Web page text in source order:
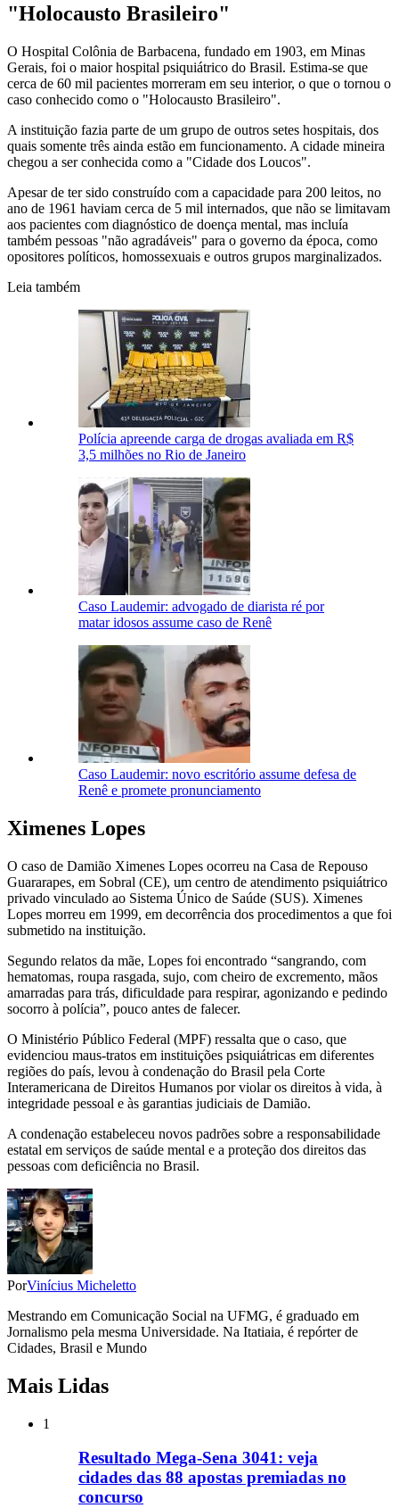
"Holocausto Brasileiro"
O Hospital Colônia de Barbacena, fundado em 1903, em Minas
Gerais, foi o maior hospital psiquiátrico do Brasil. Estima-se que
cerca de 60 mil pacientes morreram em seu interior, o que o tornou o
caso conhecido como o "Holocausto Brasileiro".
A instituição fazia parte de um grupo de outros setes hospitais, dos
quais somente três ainda estão em funcionamento. A cidade mineira
chegou a ser conhecida como a "Cidade dos Loucos".
Apesar de ter sido construído com a capacidade para 200 leitos, no
ano de 1961 haviam cerca de 5 mil internados, que não se limitavam
aos pacientes com diagnóstico de doença mental, mas incluía
também pessoas "não agradáveis" para o governo da época, como
opositores políticos, homossexuais e outros grupos marginalizados.
Leia também
Polícia apreende carga de drogas avaliada em R$
3,5 milhões no Rio de Janeiro
Caso Laudemir: advogado de diarista ré por
matar idosos assume caso de Renê
Caso Laudemir: novo escritório assume defesa de
Renê e promete pronunciamento
Ximenes Lopes
O caso de Damião Ximenes Lopes ocorreu na Casa de Repouso
Guararapes, em Sobral (CE), um centro de atendimento psiquiátrico
privado vinculado ao Sistema Único de Saúde (SUS). Ximenes
Lopes morreu em 1999, em decorrência dos procedimentos a que foi
submetido na instituição.
Segundo relatos da mãe, Lopes foi encontrado “sangrando, com
hematomas, roupa rasgada, sujo, com cheiro de excremento, mãos
amarradas para trás, dificuldade para respirar, agonizando e pedindo
socorro à polícia”, pouco antes de falecer.
O Ministério Público Federal (MPF) ressalta que o caso, que
evidenciou maus-tratos em instituições psiquiátricas em diferentes
regiões do país, levou à condenação do Brasil pela Corte
Interamericana de Direitos Humanos por violar os direitos à vida, à
integridade pessoal e às garantias judiciais de Damião.
A condenação estabeleceu novos padrões sobre a responsabilidade
estatal em serviços de saúde mental e a proteção dos direitos das
pessoas com deficiência no Brasil.
PorVinícius Micheletto
Mestrando em Comunicação Social na UFMG, é graduado em
Jornalismo pela mesma Universidade. Na Itatiaia, é repórter de
Cidades, Brasil e Mundo
Mais Lidas
1
Resultado Mega-Sena 3041: veja
cidades das 88 apostas premiadas no
concurso